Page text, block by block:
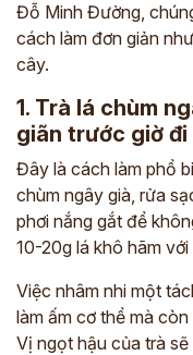
Đỗ Minh Đường,
cách làm đơn giản
cây.
1. Trà lá chùm
giãn trước giờ đi
Đây là cách làm phổ
chùm ngây già, rửa
phơi nắng gắt để
10-20g lá khô hãm
Việc nhâm nhi một
làm ấm cơ thể mà
Vị ngọt hậu của trà